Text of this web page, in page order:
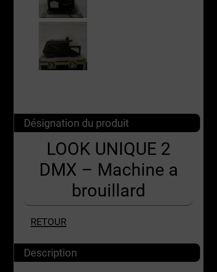
Désignation du produit
LOOK UNIQUE 2
DMX – Machine a
brouillard
RETOUR
Description